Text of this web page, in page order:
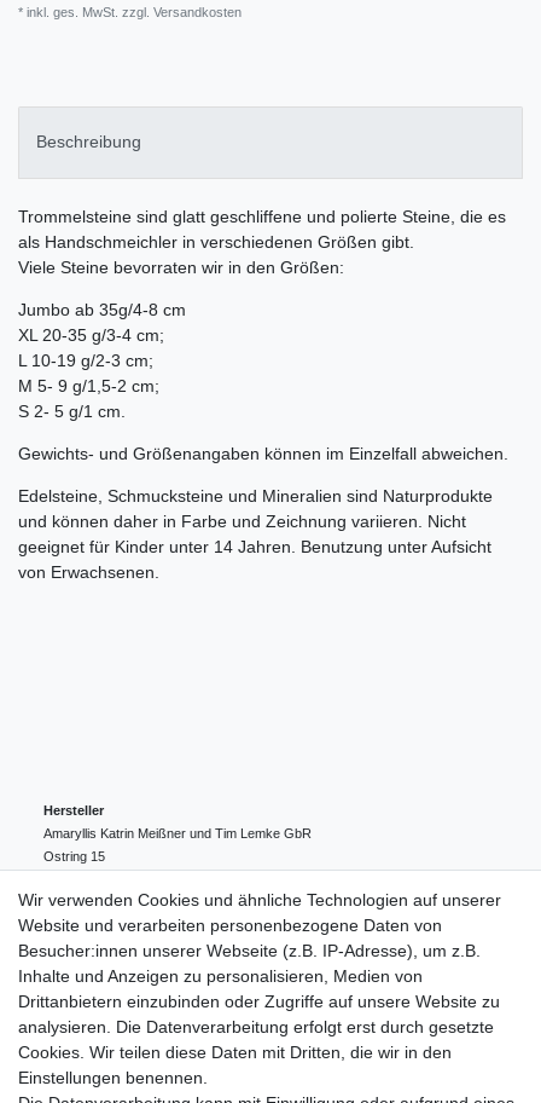
* inkl. ges. MwSt. zzgl. Versandkosten
Beschreibung
Trommelsteine sind glatt geschliffene und polierte Steine, die es
als Handschmeichler in verschiedenen Größen gibt.
Viele Steine bevorraten wir in den Größen:
Jumbo ab 35g/4-8 cm
XL 20-35 g/3-4 cm;
L 10-19 g/2-3 cm;
M 5- 9 g/1,5-2 cm;
S 2- 5 g/1 cm.
Gewichts- und Größenangaben können im Einzelfall abweichen.
Edelsteine, Schmucksteine und Mineralien sind Naturprodukte
und können daher in Farbe und Zeichnung variieren. Nicht
geeignet für Kinder unter 14 Jahren. Benutzung unter Aufsicht
von Erwachsenen.
Hersteller
Amaryllis Katrin Meißner und Tim Lemke GbR
Ostring 15
004943548099856
amaryllis-eckernfoerde@t-online.de
EU-Verantwortlicher
Amaryllis Katrin Meißner und Tim Lemke GbR
Ostring
15
004943548099856
amaryllis-eckernfoerde@t-online.de
Wir verwenden Cookies und ähnliche Technologien auf unserer
Website und verarbeiten personenbezogene Daten von
Besucher:innen unserer Webseite (z.B. IP-Adresse), um z.B.
Inhalte und Anzeigen zu personalisieren, Medien von
Drittanbietern einzubinden oder Zugriffe auf unsere Website zu
analysieren. Die Datenverarbeitung erfolgt erst durch gesetzte
Cookies. Wir teilen diese Daten mit Dritten, die wir in den
Einstellungen benennen.